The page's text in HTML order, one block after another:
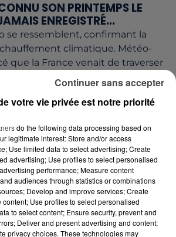
SON PRINTEMPS LE
ENREGISTRÉ...
se ressemblent, confirmant la
climatique. Météo-
que la France venait de traverser
votre vie privée est notre priorité
do the following data processing based on
legitimate interest: Store and/or access
Use limited data to select advertising; Create
advertising; Use profiles to select personalised
performance; Measure content
audiences through statistics or combinations
Develop and improve services; Create
Use profiles to select personalised
to select content; Ensure security, prevent and
Deliver and present advertising and content;
privacy choices. These technologies may
Continuer sans accepter